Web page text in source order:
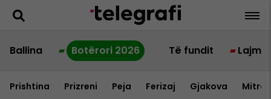
Ballina Botërori 2026 Të fundit Lajme
Prishtina Prizreni Peja Ferizaj Gjakova